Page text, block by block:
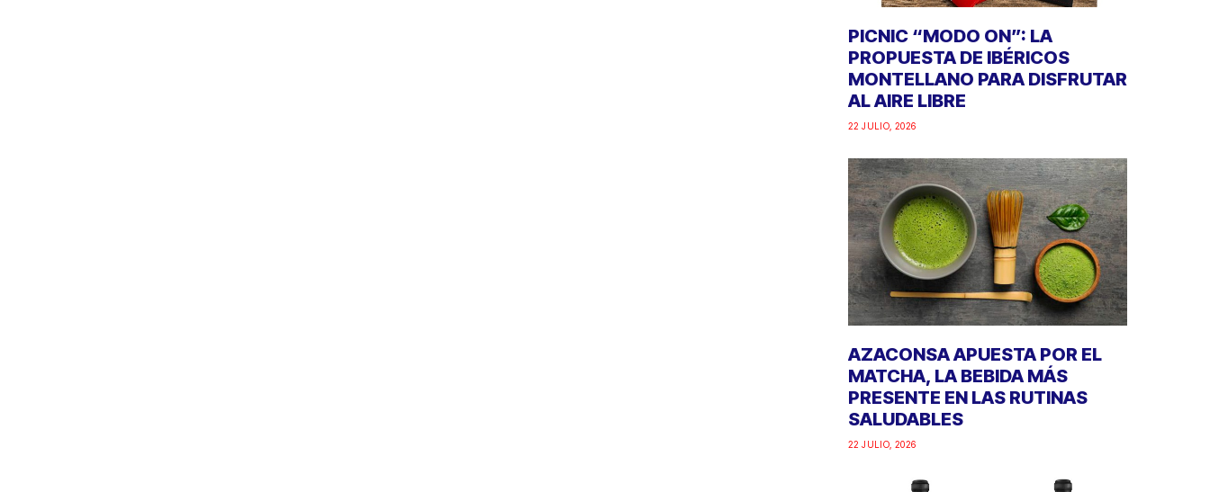
PICNIC “MODO ON”: LA
PROPUESTA DE IBÉRICOS
MONTELLANO PARA DISFRUTAR
AL AIRE LIBRE
22 JULIO, 2026
AZACONSA APUESTA POR EL
MATCHA, LA BEBIDA MÁS
PRESENTE EN LAS RUTINAS
SALUDABLES
22 JULIO, 2026